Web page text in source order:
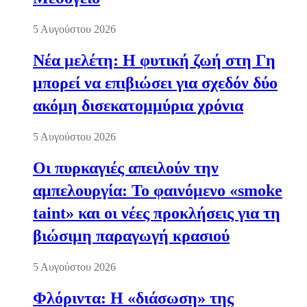
5 Αυγούστου 2026
Νέα μελέτη: Η φυτική ζωή στη Γη
μπορεί να επιβιώσει για σχεδόν δύο
ακόμη δισεκατομμύρια χρόνια
5 Αυγούστου 2026
Οι πυρκαγιές απειλούν την
αμπελουργία: Το φαινόμενο «smoke
taint» και οι νέες προκλήσεις για τη
βιώσιμη παραγωγή κρασιού
5 Αυγούστου 2026
Φλόριντα: Η «διάσωση» της